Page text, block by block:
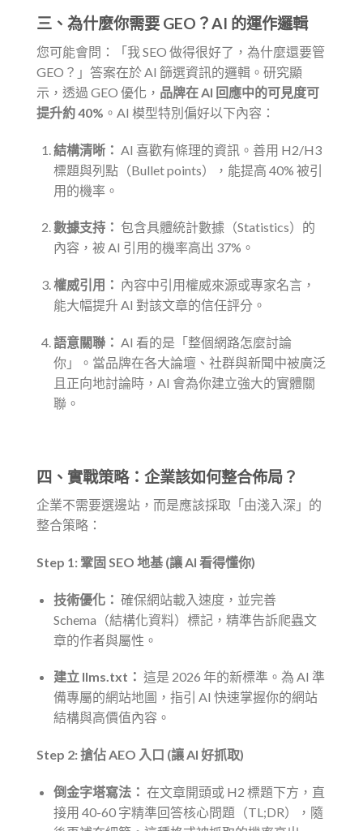
三、為什麼你需要 GEO？AI 的運作邏輯
您可能會問：「我 SEO 做得很好了，為什麼還要管
GEO？」答案在於 AI 篩選資訊的邏輯。研究顯
示，透過 GEO 優化， 品牌在 AI 回應中的可見度可
提升約 40% 。AI 模型特別偏好以下內容：
結構清晰： AI 喜歡有條理的資訊。善用 H2/H3
標題與列點（Bullet points），能提高 40% 被引
用的機率。
數據支持： 包含具體統計數據（Statistics）的
內容，被 AI 引用的機率高出 37%。
權威引用： 內容中引用權威來源或專家名言，
能大幅提升 AI 對該文章的信任評分。
語意關聯： AI 看的是「整個網路怎麼討論
你」。當品牌在各大論壇、社群與新聞中被廣泛
且正向地討論時，AI 會為你建立強大的實體關
聯。
四、實戰策略：企業該如何整合佈局？
企業不需要選邊站，而是應該採取「由淺入深」的
整合策略：
Step 1: 鞏固 SEO 地基 (讓 AI 看得懂你)
技術優化： 確保網站載入速度，並完善
Schema（結構化資料）標記，精準告訴爬蟲文
章的作者與屬性。
建立 llms.txt： 這是 2026 年的新標準。為 AI 準
備專屬的網站地圖，指引 AI 快速掌握你的網站
結構與高價值內容。
Step 2: 搶佔 AEO 入口 (讓 AI 好抓取)
倒金字塔寫法： 在文章開頭或 H2 標題下方，直
接用 40-60 字精準回答核心問題（TL;DR），隨